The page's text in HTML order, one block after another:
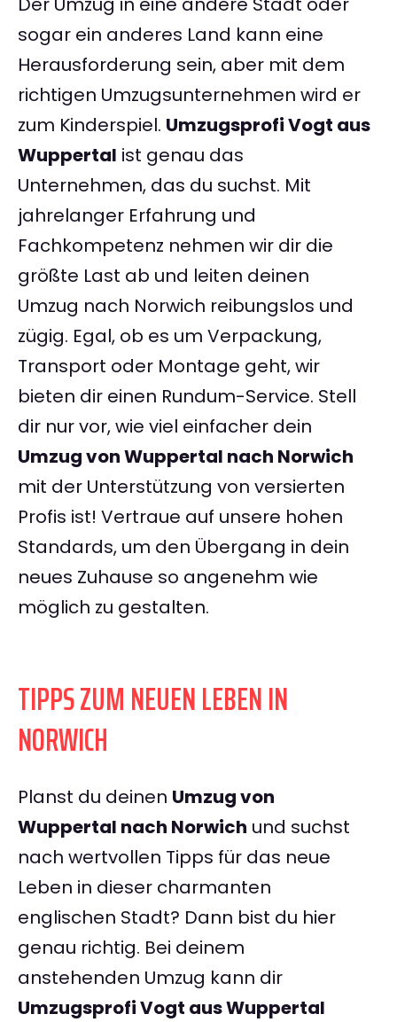
sogar ein anderes Land kann eine
Herausforderung sein, aber mit dem
richtigen Umzugsunternehmen wird er
zum Kinderspiel. Umzugsprofi Vogt aus
Wuppertal ist genau das
Unternehmen, das du suchst. Mit
jahrelanger Erfahrung und
Fachkompetenz nehmen wir dir die
größte Last ab und leiten deinen
Umzug nach Norwich reibungslos und
zügig. Egal, ob es um Verpackung,
Transport oder Montage geht, wir
bieten dir einen Rundum-Service. Stell
dir nur vor, wie viel einfacher dein
Umzug von Wuppertal nach Norwich
mit der Unterstützung von versierten
Profis ist! Vertraue auf unsere hohen
Standards, um den Übergang in dein
neues Zuhause so angenehm wie
möglich zu gestalten.
TIPPS ZUM NEUEN LEBEN IN
NORWICH
Planst du deinen Umzug von
Wuppertal nach Norwich und suchst
nach wertvollen Tipps für das neue
Leben in dieser charmanten
englischen Stadt? Dann bist du hier
genau richtig. Bei deinem
anstehenden Umzug kann dir
Umzugsprofi Vogt aus Wuppertal